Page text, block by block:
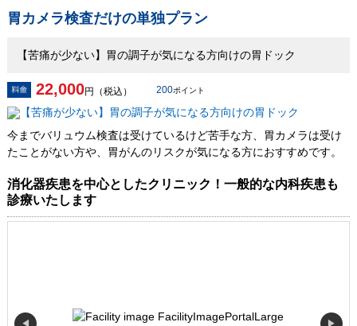
胃カメラ検査だけの単独プラン
【苦痛が少ない】胃の調子が気になる方向けの胃ドック
22,000円（税込） 200ポイント
今までバリュウム検査は受けているけど苦手な方、胃カメラは受け
たことがない方や、胃がんのリスクが気になる方におすすめです。
消化器疾患を中心としたクリニック！一般的な内科疾患も
診療いたします